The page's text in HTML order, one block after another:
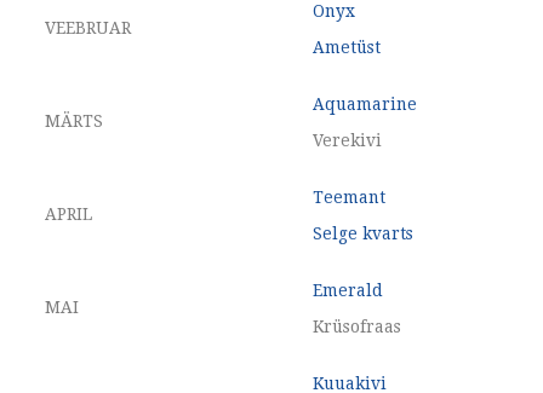
VEEBRUAR
Onyx
Ametüst
MÄRTS
Aquamarine
Verekivi
APRIL
Teemant
Selge kvarts
MAI
Emerald
Krüsofraas
Kuuakivi